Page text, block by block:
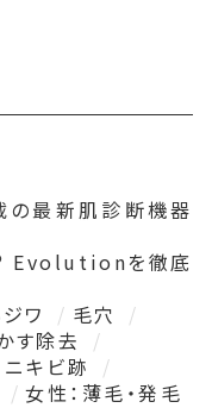
の最新肌診断機器
Evolutionを徹底
ワ
毛穴
す除去
ニキビ跡
女性：薄毛・発毛